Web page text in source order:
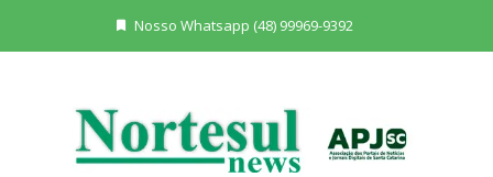
Nosso Whatsapp (48) 99969-9392